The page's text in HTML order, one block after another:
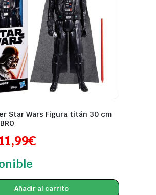
Star Wars Figura titán 30 cm
€
Añadir al carrito